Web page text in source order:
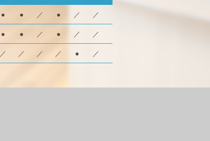
● ● ／ ● ／ ／
● ● ／ ● ／ ／
／ ／ ／ ／ ● ／